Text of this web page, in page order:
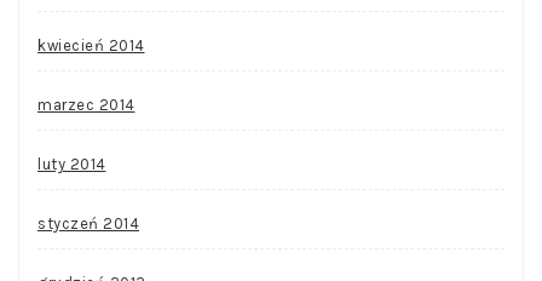
kwiecień 2014
marzec 2014
luty 2014
styczeń 2014